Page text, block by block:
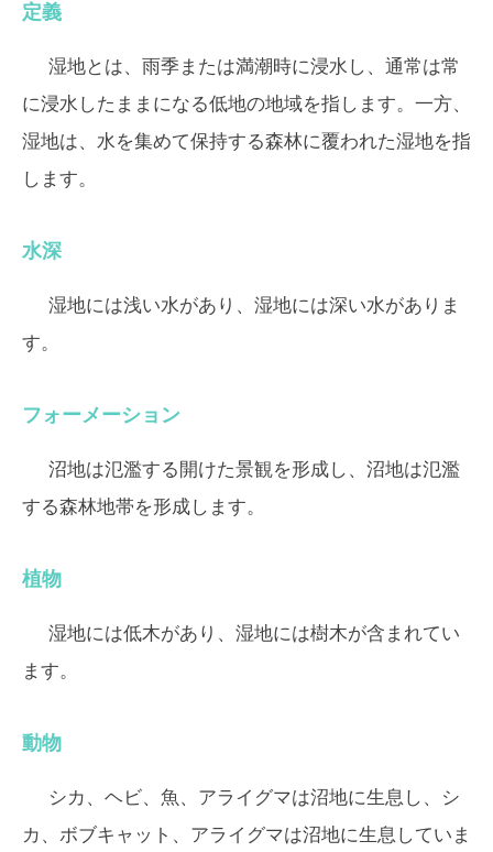
定義
湿地とは、雨季または満潮時に浸水し、通常は常
に浸水したままになる低地の地域を指します。一方、
湿地は、水を集めて保持する森林に覆われた湿地を指
します。
水深
湿地には浅い水があり、湿地には深い水がありま
す。
フォーメーション
沼地は氾濫する開けた景観を形成し、沼地は氾濫
する森林地帯を形成します。
植物
湿地には低木があり、湿地には樹木が含まれてい
ます。
動物
シカ、ヘビ、魚、アライグマは沼地に生息し、シ
カ、ボブキャット、アライグマは沼地に生息していま